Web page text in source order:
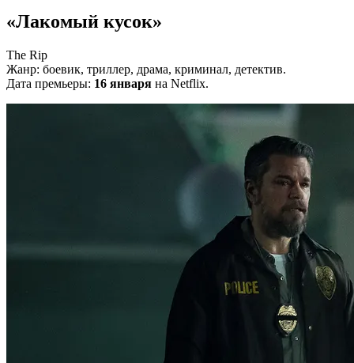
«Лакомый кусок»
The Rip
Жанр: боевик, триллер, драма, криминал, детектив.
Дата премьеры: 16 января на Netflix.